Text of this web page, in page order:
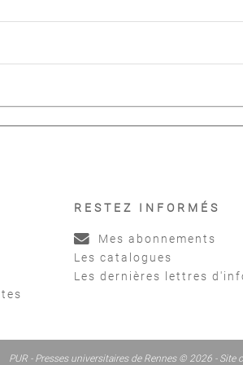
RESTEZ INFORMÉS
Mes abonnements
Les catalogues
Les dernières lettres
PUR - Presses universitaires de Rennes © 2026 - Site